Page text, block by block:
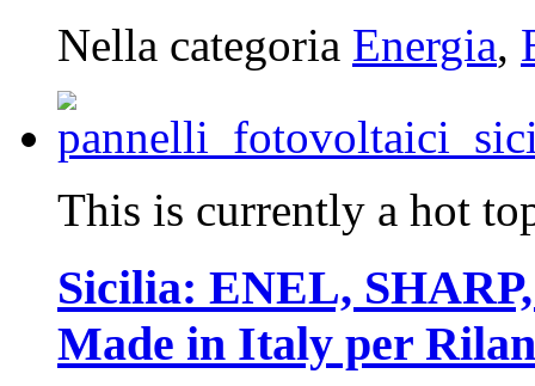
Nella categoria Energia,
This is currently a hot
Sicilia: ENEL,
Made in Italy per